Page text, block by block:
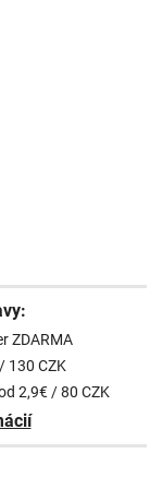
ZDARMA
130 CZK
2,9€ / 80 CZK